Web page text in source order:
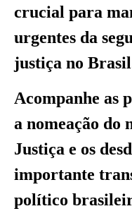
crucial para
urgentes da
justiça no
Acompanhe as
a nomeação do
Justiça e os
importante
político